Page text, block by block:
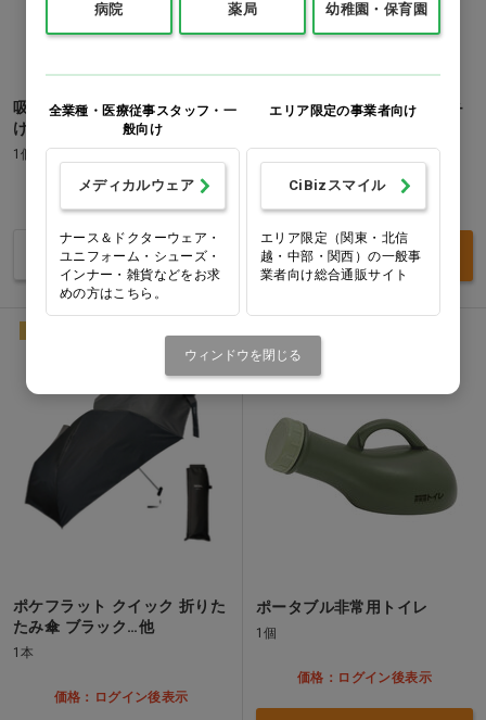
吸水速乾タオルキャップ 日焼
けキティ…他
1個
バリエーションを見る
調理のミカタ サクットキッチ
買い物カゴ
ポケフラット クイック 折りた
たみ傘 ブラック…他
1本
価格：ログイン後表示
ポータブル非常用トイレ
1個
価格：ログイン後表示
病院 薬局 幼稚園・保育園
全業種・医療従事スタッフ・一
般向け
メディカルウェア
ナース＆ドクターウェア・
ユニフォーム・シューズ・
インナー・雑貨などをお求
めの方はこちら。
エリア限定の事業者向け
CiBizスマイル
エリア限定（関東・北信
越・中部・関西）の一般事
業者向け総合通販サイト
ウィンドウを閉じる